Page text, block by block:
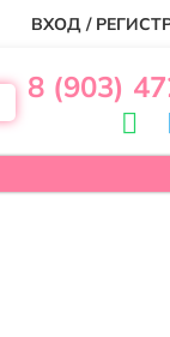
ВХОД /
8 (903)